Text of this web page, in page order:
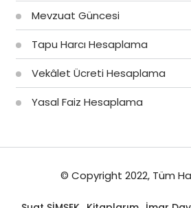
Mevzuat Güncesi
Tapu Harcı Hesaplama
Vekâlet Ücreti Hesaplama
Yasal Faiz Hesaplama
© Copyright 2022, Tüm